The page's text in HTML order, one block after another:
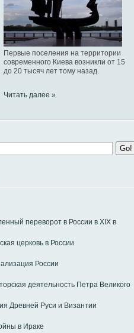
Первые поселения на территории
современного Киева возникли от 15
до 20 тысяч лет тому назад.
Читать далее »
переворот в России в ХIХ в
церковь в России
России
деятельность Петра Великого
Древней Руси и Византии
в Ираке